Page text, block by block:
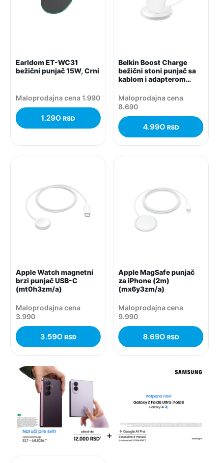
Earldom ET-WC31
bežični punjač 15W, Crni
Maloprodajna cena 1.990
1.290 RSD
Belkin Boost Charge
bežični stoni punjač sa
kablom i adapterom
Maloprodajna cena
8.690
4.990 RSD
Apple Watch magnetni
brzi punjač USB-C
(mt0h3zm/a)
Maloprodajna cena
3.990
3.590 RSD
Apple MagSafe punjač
za iPhone (2m)
(mx6y3zm/a)
Maloprodajna cena
9.990
8.690 RSD